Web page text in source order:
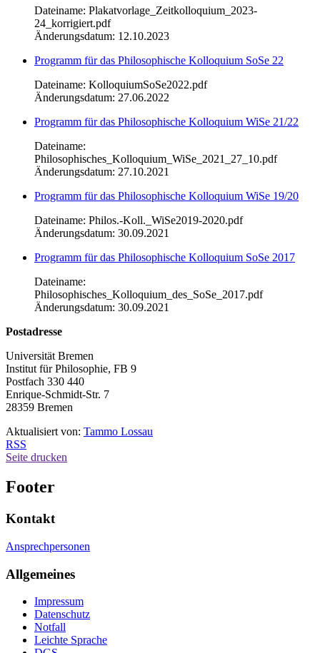
Dateiname: Plakatvorlage_Zeitkolloquium_2023-
24_korrigiert.pdf
Änderungsdatum: 12.10.2023
Programm für das Philosophische Kolloquium SoSe 22
Dateiname: KolloquiumSoSe2022.pdf
Änderungsdatum: 27.06.2022
Programm für das Philosophische Kolloquium WiSe 21/22
Dateiname:
Philosophisches_Kolloquium_WiSe_2021_27_10.pdf
Änderungsdatum: 27.10.2021
Programm für das Philosophische Kolloquium WiSe 19/20
Dateiname: Philos.-Koll._WiSe2019-2020.pdf
Änderungsdatum: 30.09.2021
Programm für das Philosophische Kolloquium SoSe 2017
Dateiname:
Philosophisches_Kolloquium_des_SoSe_2017.pdf
Änderungsdatum: 30.09.2021
Postadresse
Universität Bremen
Institut für Philosophie, FB 9
Postfach 330 440
Enrique-Schmidt-Str. 7
28359 Bremen
Aktualisiert von: Tammo Lossau
RSS
Seite drucken
Footer
Kontakt
Ansprechpersonen
Allgemeines
Impressum
Datenschutz
Notfall
Leichte Sprache